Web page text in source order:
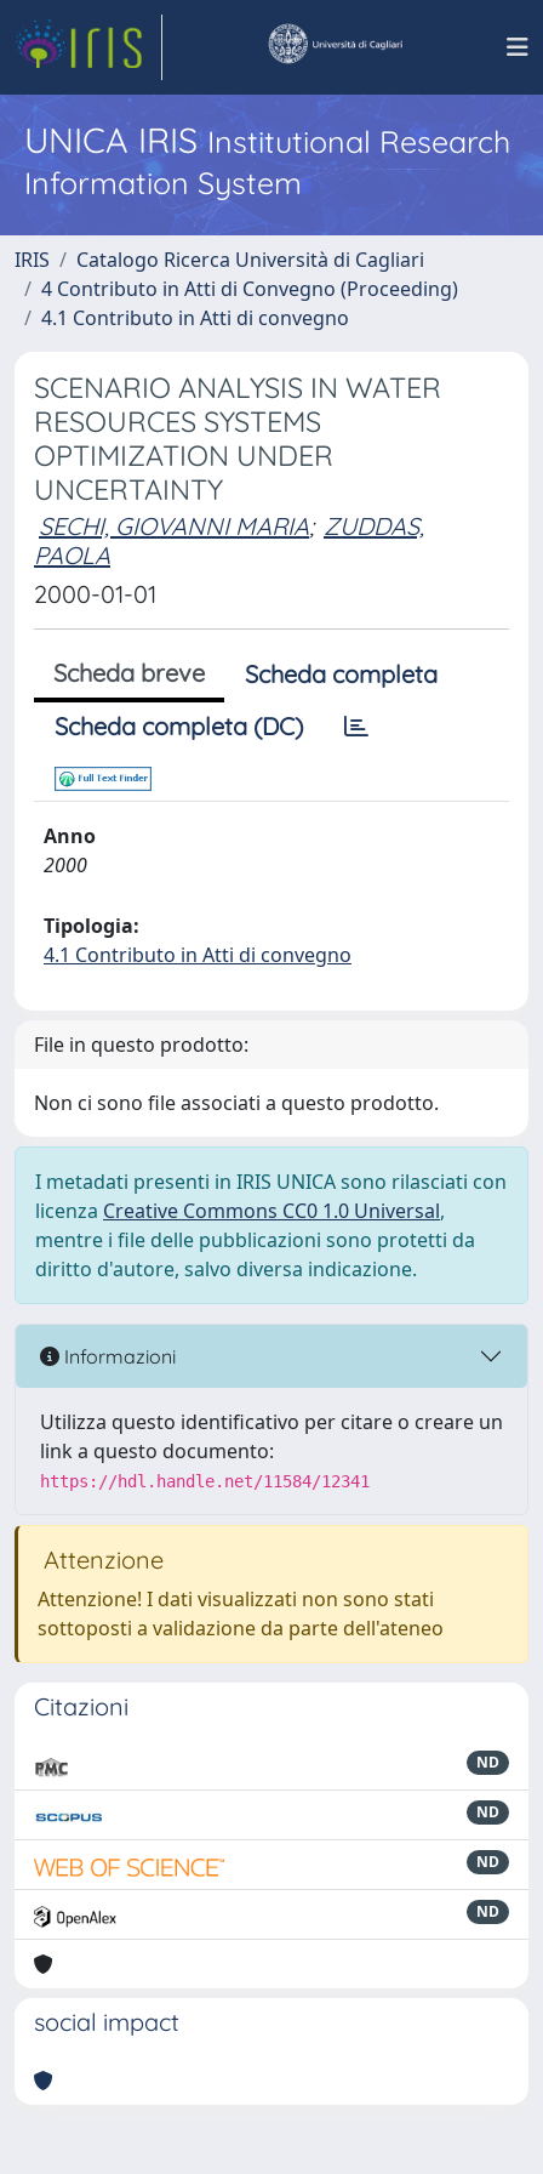
UNICA IRISInstitutional Research
Information System
IRIS
Catalogo Ricerca Università di Cagliari
4 Contributo in Atti di Convegno (Proceeding)
4.1 Contributo in Atti di convegno
SCENARIO ANALYSIS IN WATER
RESOURCES SYSTEMS
OPTIMIZATION UNDER
UNCERTAINTY
SECHI, GIOVANNI MARIA; ZUDDAS,
PAOLA
2000-01-01
Scheda breve
Scheda completa
Scheda completa (DC)
Anno
2000
Tipologia:
4.1 Contributo in Atti di convegno
File in questo prodotto:
Non ci sono file associati a questo prodotto.
I metadati presenti in IRIS UNICA sono rilasciati con
licenza Creative Commons CC0 1.0 Universal,
mentre i file delle pubblicazioni sono protetti da
diritto d'autore, salvo diversa indicazione.
Informazioni
Utilizza questo identificativo per citare o creare un
link a questo documento:
https://hdl.handle.net/11584/12341
Attenzione
Attenzione! I dati visualizzati non sono stati
sottoposti a validazione da parte dell'ateneo
Citazioni
ND
ND
ND
ND
social impact